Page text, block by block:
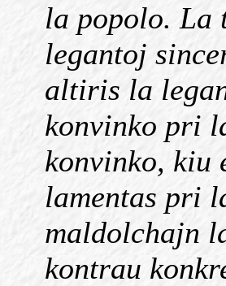
la popolo. La
legantoj
altiris la
konvinko pri
konvinko, kiu
lamentas pri
maldolchajn
kontrau